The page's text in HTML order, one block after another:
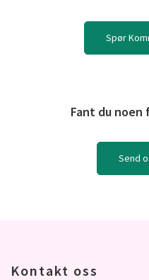
Spør
Fant du noen
Send
Kontakt oss